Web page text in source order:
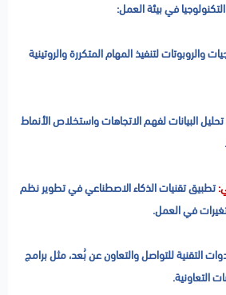
في بيئة العمل:
والروبوتات لتنفيذ المهام المتكررة والروتينية
البيانات لفهم الاتجاهات واستخلاص الأنماط
تطبيق تقنيات الذكاء الاصطناعي في تطوير نظم
في العمل.
التقنية للتواصل والتعاون عن بُعد، مثل برامج
التعاونية.